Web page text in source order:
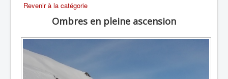
Revenir à la catégorie
Ombres en pleine ascension